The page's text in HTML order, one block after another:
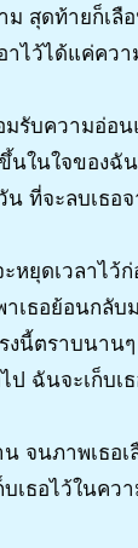
ม สุดท้ายก็เลื
าไว้ได้แค่ควา
มรับความอ่อน
นในใจของฉัน
น ที่จะลบเธอจ
หยุดเวลาไว้
าเธอย้อนกลับ
งนี้ตราบนาน
ป ฉันจะเก็บเ
จนภาพเธอเ
เธอไว้ในคว